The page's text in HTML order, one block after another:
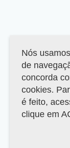
Nós
de
concorda
cookies.
é feito,
clique em